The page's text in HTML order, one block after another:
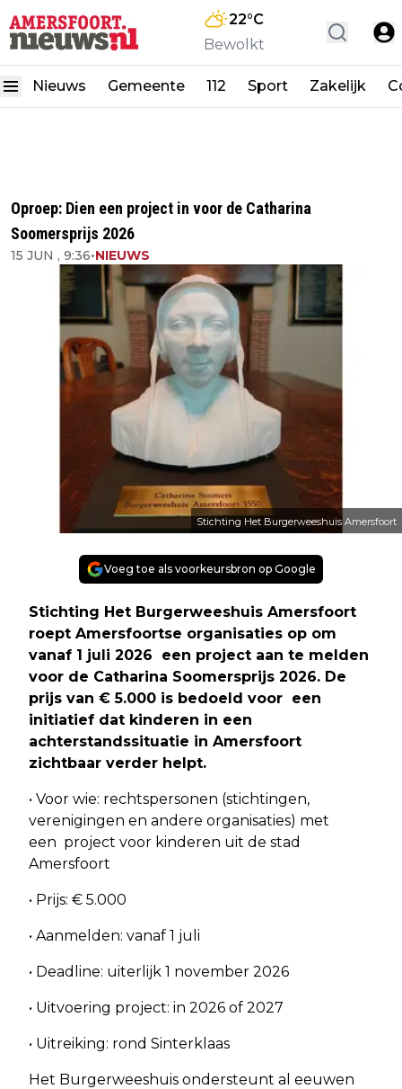
22°C
Bewolkt
Nieuws Gemeente 112 Sport Zakelijk
Oproep: Dien een project in voor de Catharina
Soomersprijs 2026
15 JUN , 9:36•NIEUWS
Stichting Het Burgerweeshuis Amersfoort
Voeg toe als voorkeursbron op Google
Stichting Het Burgerweeshuis Amersfoort
roept Amersfoortse organisaties op om
vanaf 1 juli 2026 een project aan te melden
voor de Catharina Soomersprijs 2026. De
prijs van € 5.000 is bedoeld voor een
initiatief dat kinderen in een
achterstandssituatie in Amersfoort
zichtbaar verder helpt.
• Voor wie: rechtspersonen (stichtingen,
verenigingen en andere organisaties) met
een project voor kinderen uit de stad
Amersfoort
• Prijs: € 5.000
• Aanmelden: vanaf 1 juli
• Deadline: uiterlijk 1 november 2026
• Uitvoering project: in 2026 of 2027
• Uitreiking: rond Sinterklaas
Het Burgerweeshuis ondersteunt al eeuwen